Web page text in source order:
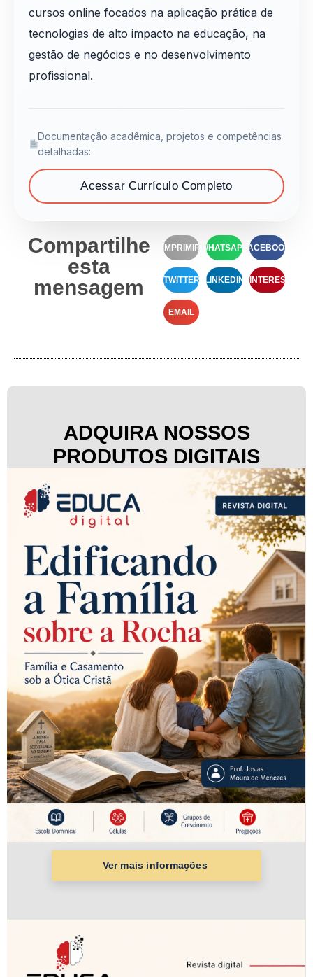
cursos online focados na aplicação prática de
tecnologias de alto impacto na educação, na
gestão de negócios e no desenvolvimento
profissional.
Documentação acadêmica, projetos e competências
detalhadas:
Acessar Currículo Completo
Compartilhe
esta
mensagem
IMPRIMIR WHATSAPP FACEBOOK
TWITTER LINKEDIN PINTEREST
EMAIL
ADQUIRA NOSSOS
PRODUTOS DIGITAIS